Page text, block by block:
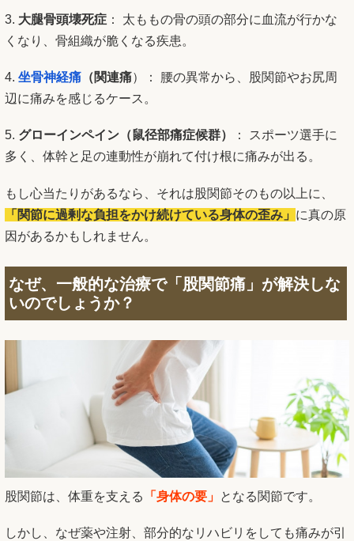
3. 大腿骨頭壊死症 ： 太ももの骨の頭の部分に血流が行かな
くなり、骨組織が脆くなる疾患。
4. 坐骨神経痛 （関連痛）
： 腰の異常から、股関節やお尻周
辺に痛みを感じるケース。
5. グローインペイン（鼠径部痛症候群）
： スポーツ選手に
多く、体幹と足の連動性が崩れて付け根に痛みが出る。
もし心当たりがあるなら、それは股関節そのもの以上に、
「関節に過剰な負担をかけ続けている身体の歪み」 に真の原
因があるかもしれません。
なぜ、一般的な治療で「股関節痛 」が解決しな
いのでしょうか？
股関節は、体重を支える 「身体の要」 となる関節です。
しかし、なぜ薬や注射、部分的なリハビリをしても痛みが引